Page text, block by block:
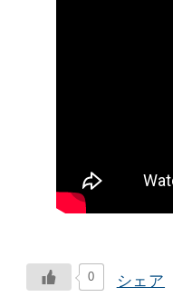
0 シェア